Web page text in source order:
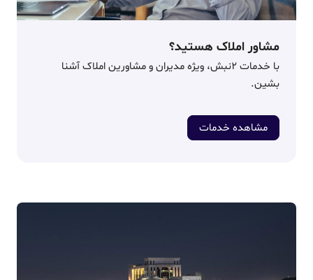
مشاور املاک هستید؟
با خدمات ۲نبش، ویژه مدیران و مشاورین املاک آشنا
بشین.
مشاهده خدمات